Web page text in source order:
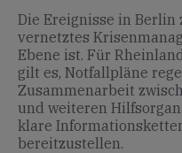
Die Ereignisse in Berlin
vernetztes
Ebene ist. Für
gilt es, Notfallpläne
Zusammenarbeit
und weiteren
klare
bereitzustellen.